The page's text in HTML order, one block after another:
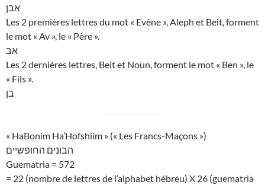
אבן
Les 2 premières lettres du mot « Evène », Aleph et Beit, forment
le mot « Av », le « Père ».
אב
Les 2 dernières lettres, Beit et Noun, forment le mot « Ben », le
« Fils ».
בן
« HaBonim Ha’Hofshiim » (« Les Francs-Maçons »)
הבונים החופשיים
Guematria = 572
= 22 (nombre de lettres de l’alphabet hébreu) X 26 (guematria